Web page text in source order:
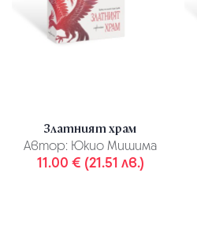
Златният храм
Автор: Юкио Мишима
11.00 € (21.51 лв.)